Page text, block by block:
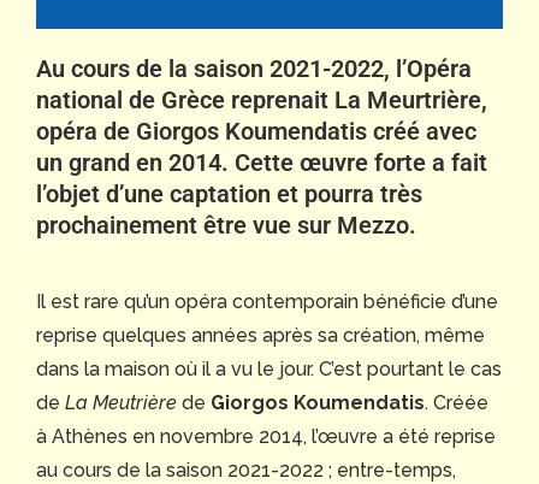
Au cours de la saison 2021-2022, l’Opéra
national de Grèce reprenait La Meurtrière,
opéra de Giorgos Koumendatis créé avec
un grand en 2014. Cette œuvre forte a fait
l’objet d’une captation et pourra très
prochainement être vue sur Mezzo.
Il est rare qu’un opéra contemporain bénéficie d’une
reprise quelques années après sa création, même
dans la maison où il a vu le jour. C’est pourtant le cas
de La Meutrière de Giorgos Koumendatis. Créée
à Athènes en novembre 2014, l’œuvre a été reprise
au cours de la saison 2021-2022 ; entre-temps,